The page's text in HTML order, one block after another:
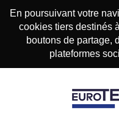
En poursuivant votre
cookies tiers destinés
boutons de partage,
plateformes